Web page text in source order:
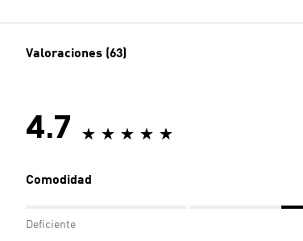
Valoraciones (63)
4.7
Comodidad
Deficiente